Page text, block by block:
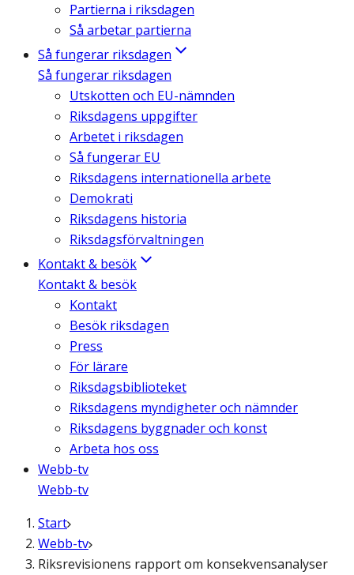
Partierna i riksdagen
Så arbetar partierna
Så fungerar riksdagen
Så fungerar riksdagen
Utskotten och EU-nämnden
Riksdagens uppgifter
Arbetet i riksdagen
Så fungerar EU
Riksdagens internationella arbete
Demokrati
Riksdagens historia
Riksdagsförvaltningen
Kontakt & besök
Kontakt & besök
Kontakt
Besök riksdagen
Press
För lärare
Riksdagsbiblioteket
Riksdagens myndigheter och nämnder
Riksdagens byggnader och konst
Arbeta hos oss
Webb-tv
Webb-tv
Start
Webb-tv
Riksrevisionens rapport om konsekvensanalyser